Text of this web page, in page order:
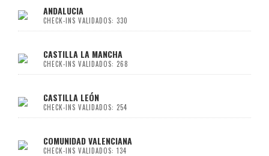
ANDALUCIA
CHECK-INS VALIDADOS: 330
CASTILLA LA MANCHA
CHECK-INS VALIDADOS: 268
CASTILLA LEÓN
CHECK-INS VALIDADOS: 254
COMUNIDAD VALENCIANA
CHECK-INS VALIDADOS: 134